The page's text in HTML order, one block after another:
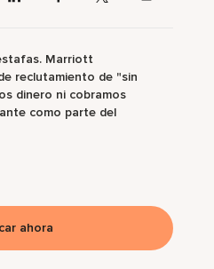
Marriott
reclutamiento de "sin
dinero ni cobramos
como parte del
ahora